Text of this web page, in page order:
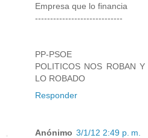
Empresa que lo financia
-----------------------------
PP-PSOE
POLITICOS NOS ROBAN
LO ROBADO
Responder
Anónimo 3/1/12 2:49 p. m.